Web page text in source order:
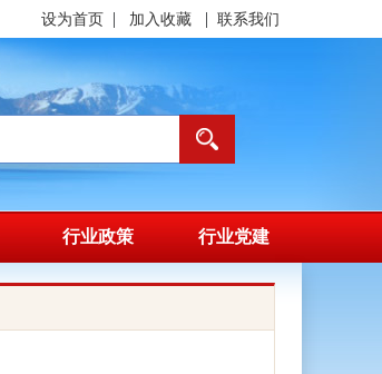
设为首页 | 加入收藏 | 联系我们
行业政策 行业党建